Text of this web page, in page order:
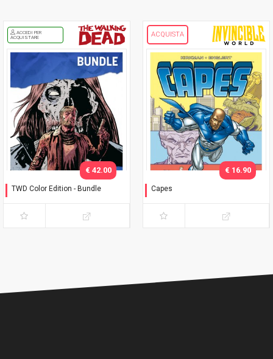
ACCEDI PER
ACQUISTARE
TWD Color Edition - Bundle
€ 42.00
ACQUISTA
Capes
€ 16.90